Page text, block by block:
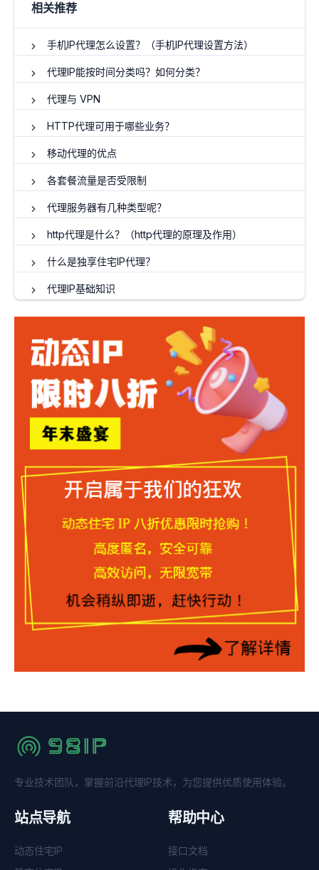
相关推荐
手机IP代理怎么设置？（手机IP代理设置方法）
代理IP能按时间分类吗？如何分类？
代理与 VPN
HTTP代理可用于哪些业务？
移动代理的优点
各套餐流量是否受限制
代理服务器有几种类型呢？
http代理是什么？（http代理的原理及作用）
什么是独享住宅IP代理？
代理IP基础知识
专业技术团队，掌握前沿代理IP技术，为您提供优质使用体验。
站点导航
动态住宅IP
帮助中心
接口文档